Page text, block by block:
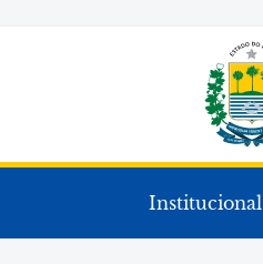
Institucional